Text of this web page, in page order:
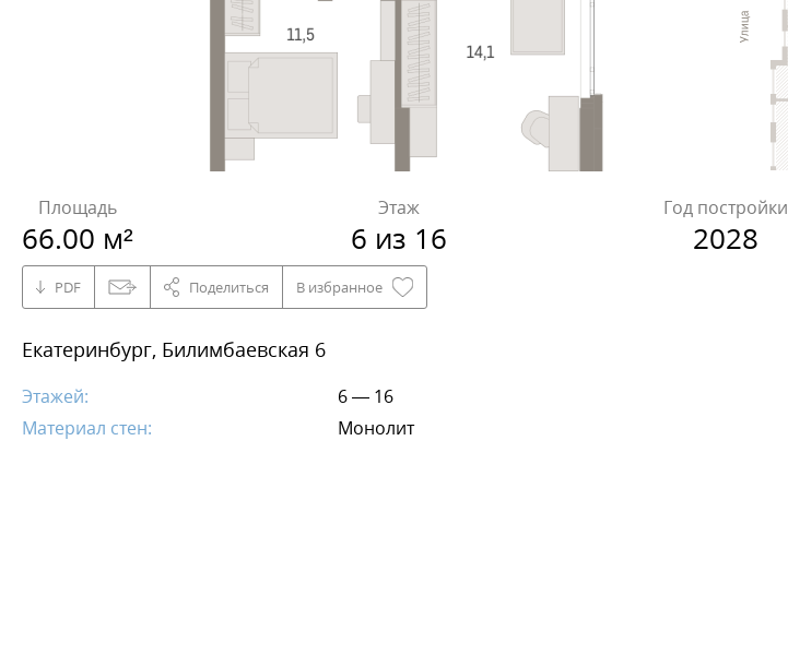
Площадь
66.00 м²
Этаж
6 из 16
Год постройки
2028
PDF Поделиться В избранное
Екатеринбург, Билимбаевская 6
Этажей:
6 — 16
Материал стен:
Монолит